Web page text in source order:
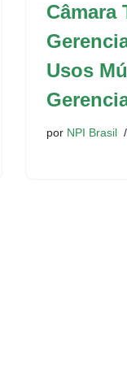
Câmara
Usos
por NPI Brasil